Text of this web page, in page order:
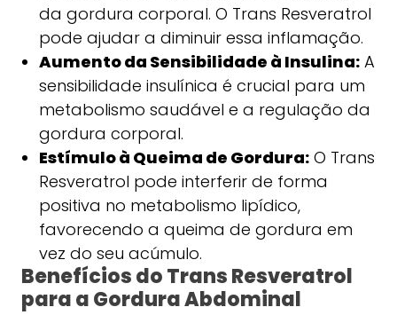
da gordura corporal. O Trans Resveratrol
pode ajudar a diminuir essa inflamação.
Aumento da Sensibilidade à Insulina:A
sensibilidade insulínica é crucial para um
metabolismo saudável e a regulação da
gordura corporal.
Estímulo à Queima de Gordura:O Trans
Resveratrol pode interferir de forma
positiva no metabolismo lipídico,
favorecendo a queima de gordura em
vez do seu acúmulo.
Benefícios do Trans Resveratrol
para a Gordura Abdominal